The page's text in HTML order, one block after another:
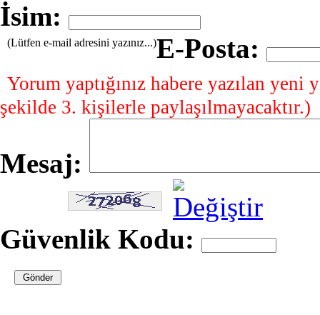
İsim:
E-Posta:
(Lütfen e-mail adresini yazınız...)
Yorum yaptığınız habere yazılan
şekilde 3. kişilerle paylaşılmayacaktır.)
Mesaj:
Güvenlik Kodu: